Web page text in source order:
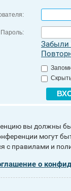
Пароль:
Забыли
вы должны
могут
с правилами и
о